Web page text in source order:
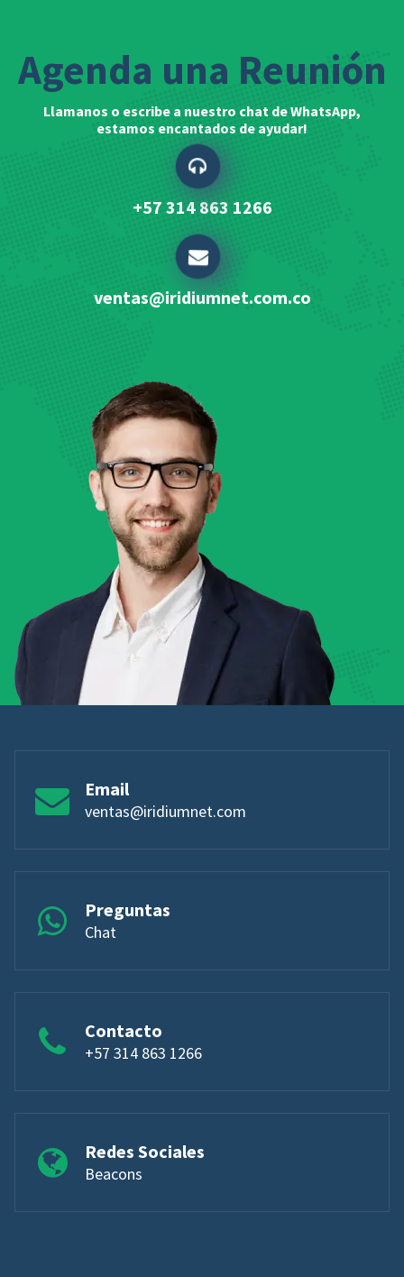
Agenda una Reunión
Llamanos o escribe a nuestro chat de WhatsApp,
estamos encantados de ayudar!
+57 314 863 1266
ventas@iridiumnet.com.co
Email
ventas@iridiumnet.com
Preguntas
Chat
Contacto
+57 314 863 1266
Redes Sociales
Beacons